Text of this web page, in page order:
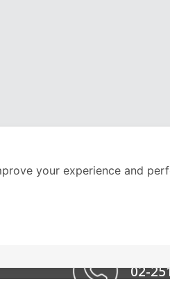
02-
your experience and